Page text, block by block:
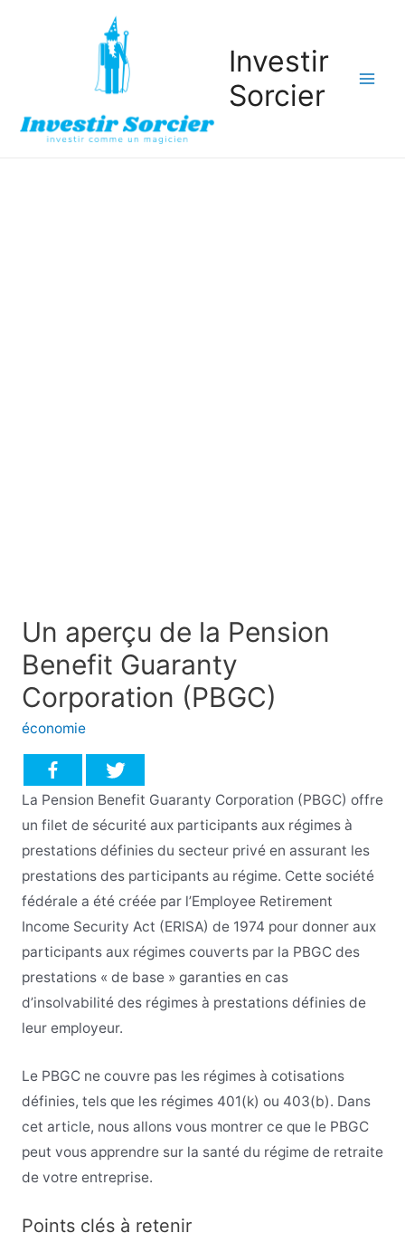
Investir
Sorcier
Un aperçu de la Pension
Benefit Guaranty
Corporation (PBGC)
économie
La Pension Benefit Guaranty Corporation (PBGC) offre
un filet de sécurité aux participants aux régimes à
prestations définies du secteur privé en assurant les
prestations des participants au régime. Cette société
fédérale a été créée par l’Employee Retirement
Income Security Act (ERISA) de 1974 pour donner aux
participants aux régimes couverts par la PBGC des
prestations « de base » garanties en cas
d’insolvabilité des régimes à prestations définies de
leur employeur.
Le PBGC ne couvre pas les régimes à cotisations
définies, tels que les régimes 401(k) ou 403(b). Dans
cet article, nous allons vous montrer ce que le PBGC
peut vous apprendre sur la santé du régime de retraite
de votre entreprise.
Points clés à retenir